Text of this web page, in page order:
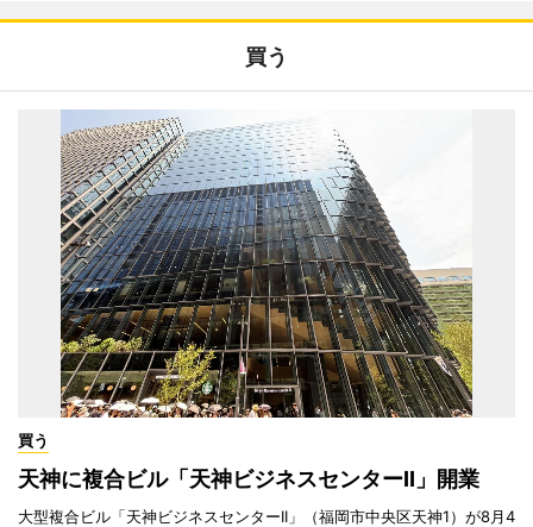
買う
買う
天神に複合ビル「天神ビジネスセンターII」開業
大型複合ビル「天神ビジネスセンターII」（福岡市中央区天神1）が8月4